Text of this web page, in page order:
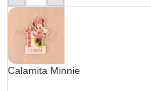
Calamita Minnie